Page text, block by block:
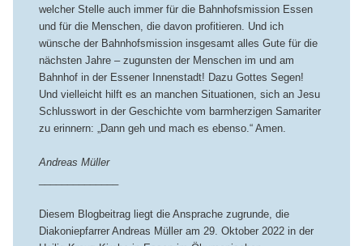
welcher Stelle auch immer für die Bahnhofsmission Essen
und für die Menschen, die davon profitieren. Und ich
wünsche der Bahnhofsmission insgesamt alles Gute für die
nächsten Jahre – zugunsten der Menschen im und am
Bahnhof in der Essener Innenstadt! Dazu Gottes Segen!
Und vielleicht hilft es an manchen Situationen, sich an Jesu
Schlusswort in der Geschichte vom barmherzigen Samariter
zu erinnern: „Dann geh und mach es ebenso.“ Amen.
Andreas Müller
Diesem Blogbeitrag liegt die Ansprache zugrunde, die
Diakoniepfarrer Andreas Müller am 29. Oktober 2022 in der